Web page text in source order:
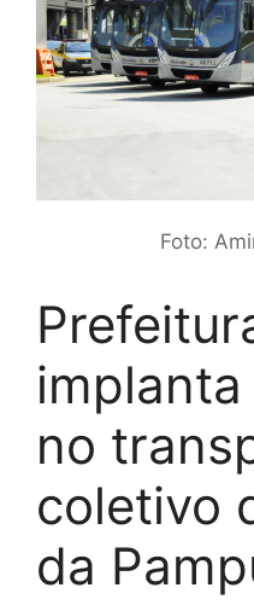
Foto:
no
coletivo
da